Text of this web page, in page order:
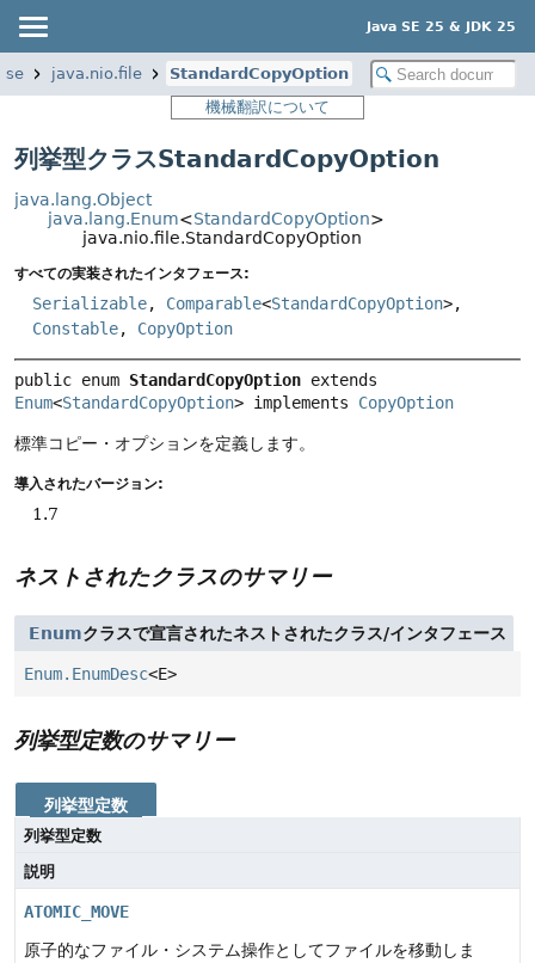
Java SE 25 & JDK 25
java.nio.file
StandardCopyOption
機械翻訳について
列挙型クラスStandardCopyOption
java.lang.Object
java.lang.Enum<StandardCopyOption>
java.nio.file.StandardCopyOption
すべての実装されたインタフェース:
Serializable, Comparable<StandardCopyOption>,
Constable, CopyOption
public enum StandardCopyOption
Enum<StandardCopyOption> implements CopyOption
標準コピー・オプションを定義します。
導入されたバージョン:
1.7
ネストされたクラスのサマリー
Enumクラスで宣言されたネストされたクラス/インタフェース
Enum.EnumDesc<E>
列挙型定数のサマリー
列挙型定数
列挙型定数
説明
ATOMIC_MOVE
原子的なファイル・システム操作としてファイルを移動しま